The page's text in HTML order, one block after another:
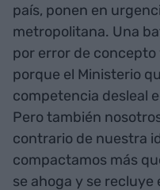
país, ponen en
metropolitana. Una
por error de
porque el Ministerio
competencia desleal
Pero también
contrario de nuestra
compactamos más
se ahoga y se